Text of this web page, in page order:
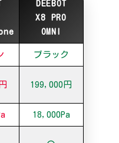
DEEBOT
X8 PRO
OMNI
ブラック
199,000円
18,000Pa